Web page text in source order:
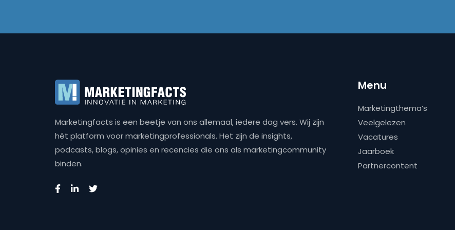
Marketingfacts is een beetje van ons allemaal, iedere dag vers. Wij zijn
hét platform voor marketingprofessionals. Het zijn de insights,
podcasts, blogs, opinies en recencies die ons als marketingcommunity
binden.
Menu
Marketingthema’s
Veelgelezen
Vacatures
Jaarboek
Partnercontent